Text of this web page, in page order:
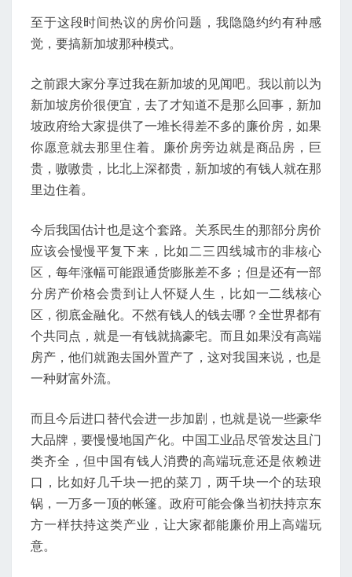
至于这段时间热议的房价问题，我隐隐约约有种感
觉，要搞新加坡那种模式。
之前跟大家分享过我在新加坡的见闻吧。我以前以为
新加坡房价很便宜，去了才知道不是那么回事，新加
坡政府给大家提供了一堆长得差不多的廉价房，如果
你愿意就去那里住着。廉价房旁边就是商品房，巨
贵，嗷嗷贵，比北上深都贵，新加坡的有钱人就在那
里边住着。
今后我国估计也是这个套路。关系民生的那部分房价
应该会慢慢平复下来，比如二三四线城市的非核心
区，每年涨幅可能跟通货膨胀差不多；但是还有一部
分房产价格会贵到让人怀疑人生，比如一二线核心
区，彻底金融化。不然有钱人的钱去哪？全世界都有
个共同点，就是一有钱就搞豪宅。而且如果没有高端
房产，他们就跑去国外置产了，这对我国来说，也是
一种财富外流。
而且今后进口替代会进一步加剧，也就是说一些豪华
大品牌，要慢慢地国产化。中国工业品尽管发达且门
类齐全，但中国有钱人消费的高端玩意还是依赖进
口，比如好几千块一把的菜刀，两千块一个的珐琅
锅，一万多一顶的帐篷。政府可能会像当初扶持京东
方一样扶持这类产业，让大家都能廉价用上高端玩
意。